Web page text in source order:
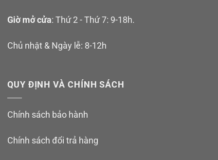
Giờ mở cửa: Thứ 2 - Thứ 7: 9-18h.
Chủ nhật & Ngày lễ: 8-12h
QUY ĐỊNH VÀ CHÍNH SÁCH
Chính sách bảo hành
Chính sách đổi trả hàng